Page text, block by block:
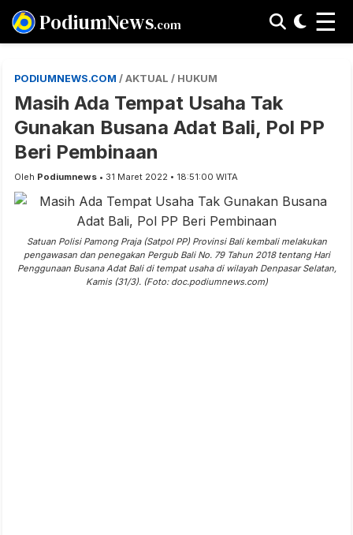
PodiumNews.com ☰
PODIUMNEWS.COM / AKTUAL / HUKUM
Masih Ada Tempat Usaha Tak
Gunakan Busana Adat Bali, Pol PP
Beri Pembinaan
Oleh Podiumnews • 31 Maret 2022 • 18:51:00 WITA
Satuan Polisi Pamong Praja (Satpol PP) Provinsi Bali kembali melakukan
pengawasan dan penegakan Pergub Bali No. 79 Tahun 2018 tentang Hari
Penggunaan Busana Adat Bali di tempat usaha di wilayah Denpasar Selatan,
Kamis (31/3). (Foto: doc.podiumnews.com)